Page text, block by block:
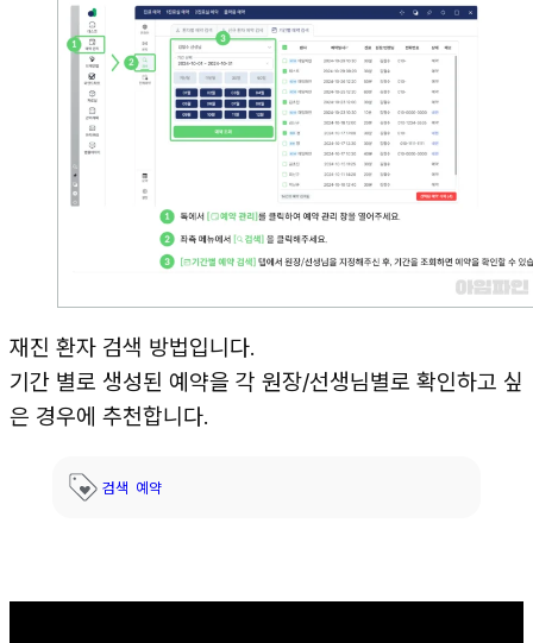
재진 환자 검색 방법입니다.
기간 별로 생성된 예약을 각 원장/선생님별로 확인하고 싶
은 경우에 추천합니다.
검색 예약